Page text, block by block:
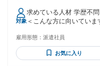
対象
求めている人材 学歴不
＜こんな方に向いてい
る環境を求めている方 ◎
認が得意な方 ◎ モクモ
雇用形態： 派遣社員
お気に入り